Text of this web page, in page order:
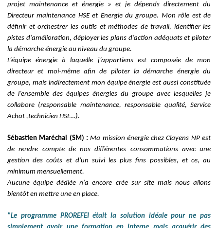
projet maintenance et énergie » et je dépends directement du
Directeur maintenance HSE et Energie du groupe. Mon rôle est de
définir et orchestrer les outils et méthodes de travail, identifier les
pistes d’amélioration, déployer les plans d’action adéquats et piloter
la démarche énergie au niveau du groupe.
L’équipe énergie à laquelle j’appartiens est composée de mon
directeur et moi-même afin de piloter la démarche énergie du
groupe, mais indirectement mon équipe énergie est aussi constituée
de l’ensemble des équipes énergies du groupe avec lesquelles je
collabore (responsable maintenance, responsable qualité, Service
Achat ,technicien HSE…).
Sébastien Maréchal (SM) : Ma mission énergie chez Clayens NP est
de rendre compte de nos différentes consommations avec une
gestion des coûts et d’un suivi les plus fins possibles, et ce, au
minimum mensuellement.
Aucune équipe dédiée n’a encore crée sur site mais nous allons
bientôt en mettre une en place.
"Le programme PROREFEI était la solution idéale pour ne pas